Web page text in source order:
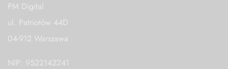
PM Digital
ul. Patriotów 44D
04-912 Warszawa
NIP: 9522142241